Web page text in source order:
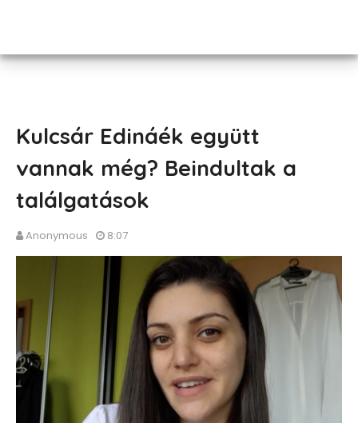
Kulcsár Edináék együtt
vannak még? Beindultak a
találgatások
Anonymous 8:07